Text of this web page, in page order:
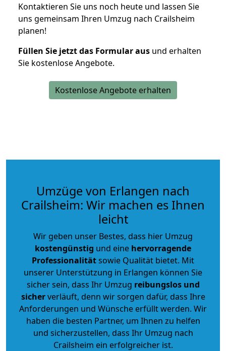
Kontaktieren Sie uns noch heute und lassen Sie
uns gemeinsam Ihren Umzug nach Crailsheim
planen!
Füllen Sie jetzt das Formular aus und erhalten
Sie kostenlose Angebote.
Kostenlose Angebote erhalten
Umzüge von Erlangen nach
Crailsheim: Wir machen es Ihnen
leicht
Wir geben unser Bestes, dass hier Umzug
kostengünstig und eine hervorragende
Professionalitätsowie Qualität bietet. Mit
unserer Unterstützung in Erlangen können Sie
sicher sein, dass Ihr Umzug reibungslos und
sicherverläuft, denn wir sorgen dafür, dass Ihre
Anforderungen und Wünsche erfüllt werden. Wir
haben die besten Partner, um Ihnen zu helfen
und sicherzustellen, dass Ihr Umzug nach
Crailsheim ein erfolgreicher ist.